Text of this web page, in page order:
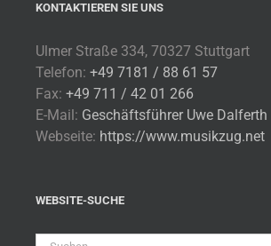
KONTAKTIEREN SIE UNS
Ulmer Straße 334, 70327 Stuttgart
Telefon: +49 7181 / 88 61 57
Fax: +49 711 / 42 01 266
E-Mail: Geschäftsführer Uwe Dalferth
Webseite: https://www.musikzug.net
WEBSITE-SUCHE